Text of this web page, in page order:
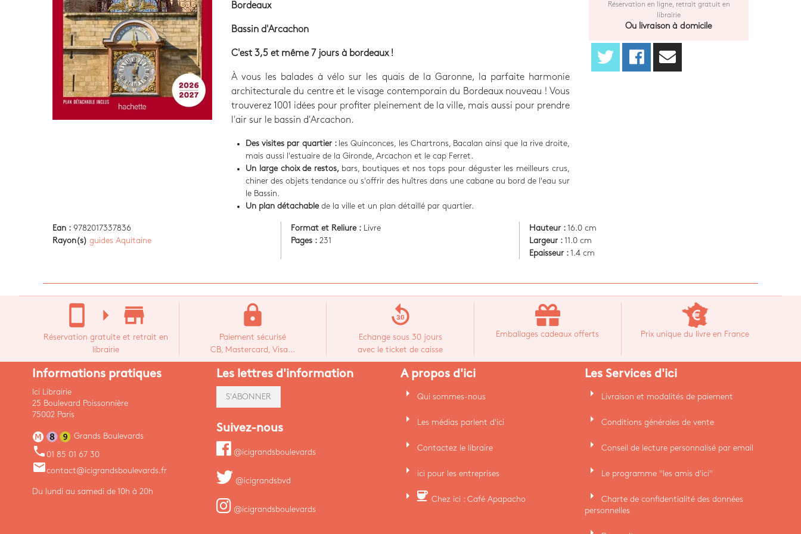
Bordeaux
Bassin d'Arcachon
C'est 3,5 et même 7 jours à bordeaux !
À vous les balades à vélo sur les quais de la Garonne, la parfaite harmonie
architecturale du centre et le visage contemporain du Bordeaux nouveau ! Vous
trouverez 1001 idées pour profiter pleinement de la ville, mais aussi pour prendre
l'air sur le bassin d'Arcachon.
Des visites par quartier : les Quinconces, les Chartrons, Bacalan ainsi que la rive droite,
mais aussi l'estuaire de la Gironde, Arcachon et le cap Ferret.
Un large choix de restos, bars, boutiques et nos tops pour déguster les meilleurs crus,
chiner des objets tendance ou s'offrir des huîtres dans une cabane au bord de l'eau sur
le Bassin.
Un plan détachable de la ville et un plan détaillé par quartier.
Réservation en ligne, retrait gratuit en
librairie
Ou livraison à domicile
Ean : 9782017337836
Rayon(s) guides Aquitaine
Format et Reliure :
Livre
Pages : 231
Hauteur : 16.0 cm
Largeur : 11.0 cm
Epaisseur : 1.4 cm
stay_current_portrait arrow_right store_mall_directory
Réservation gratuite et retrait en
librairie
lock
Paiement sécurisé
CB, Mastercard, Visa...
replay_30
Echange sous 30 jours
avec le ticket de caisse
Emballages cadeaux offerts Prix unique du livre en France
Informations pratiques
Ici Librairie
25 Boulevard Poissonnière
75002 Paris
Grands Boulevards
phone 01 85 01 67 30
emailcontact@icigrandsboulevards.fr
Du lundi au samedi de 10h à 20h
Les lettres d'information
S'ABONNER
Suivez-nous
@icigrandsboulevards
@icigrandsbvd
@icigrandsboulevards
A propos d'ici
arrow_right Qui sommes-nous
arrow_right Les médias parlent d'ici
arrow_right Contactez le libraire
arrow_right ici pour les entreprises
arrow_right coffee Chez ici : Café Apapacho
Les Services d'ici
arrow_right Livraison et modalités de paiement
arrow_right Conditions générales de vente
arrow_right Conseil de lecture personnalisé par email
arrow_right Le programme "les amis d'ici"
arrow_right
Charte de confidentialité des données
personnelles